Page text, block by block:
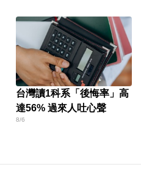
台灣讀1科系「後悔率」高
達56% 過來人吐心聲
8/6